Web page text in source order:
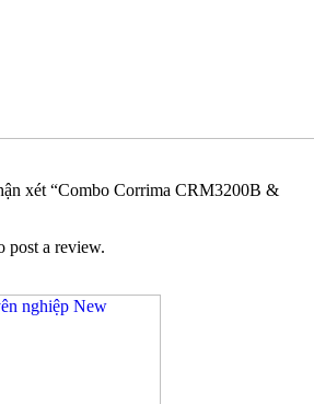
xét “Combo Corrima CRM3200B &
post a review.